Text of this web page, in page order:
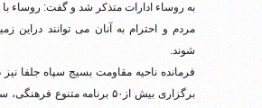
به روساء ادارات متذکر شد و گفت: روساء
مردم و احترام به آنان می توانند دراین
شوند.
فرمانده ناحیه مقاومت بسیج سپاه جلفا
برگزاری بیش از۵۰ برنامه متنوع